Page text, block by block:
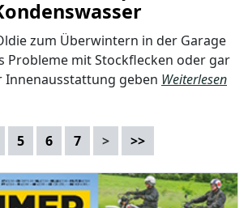
zum Überwintern in der Garage
Probleme mit Stockflecken oder gar
Innenausstattung geben Weiterlesen
5 6 7 > >>